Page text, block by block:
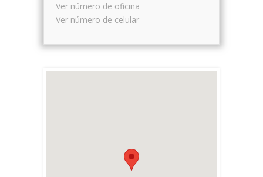
Ver número de oficina
Ver número de celular